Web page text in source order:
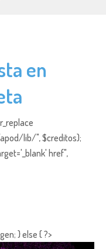
en
lib/", $creditos);
href",
} else { ?>